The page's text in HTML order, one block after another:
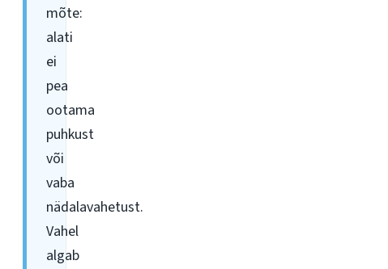
mõte:
alati
ei
pea
ootama
puhkust
või
vaba
nädalavahetust.
Vahel
algab